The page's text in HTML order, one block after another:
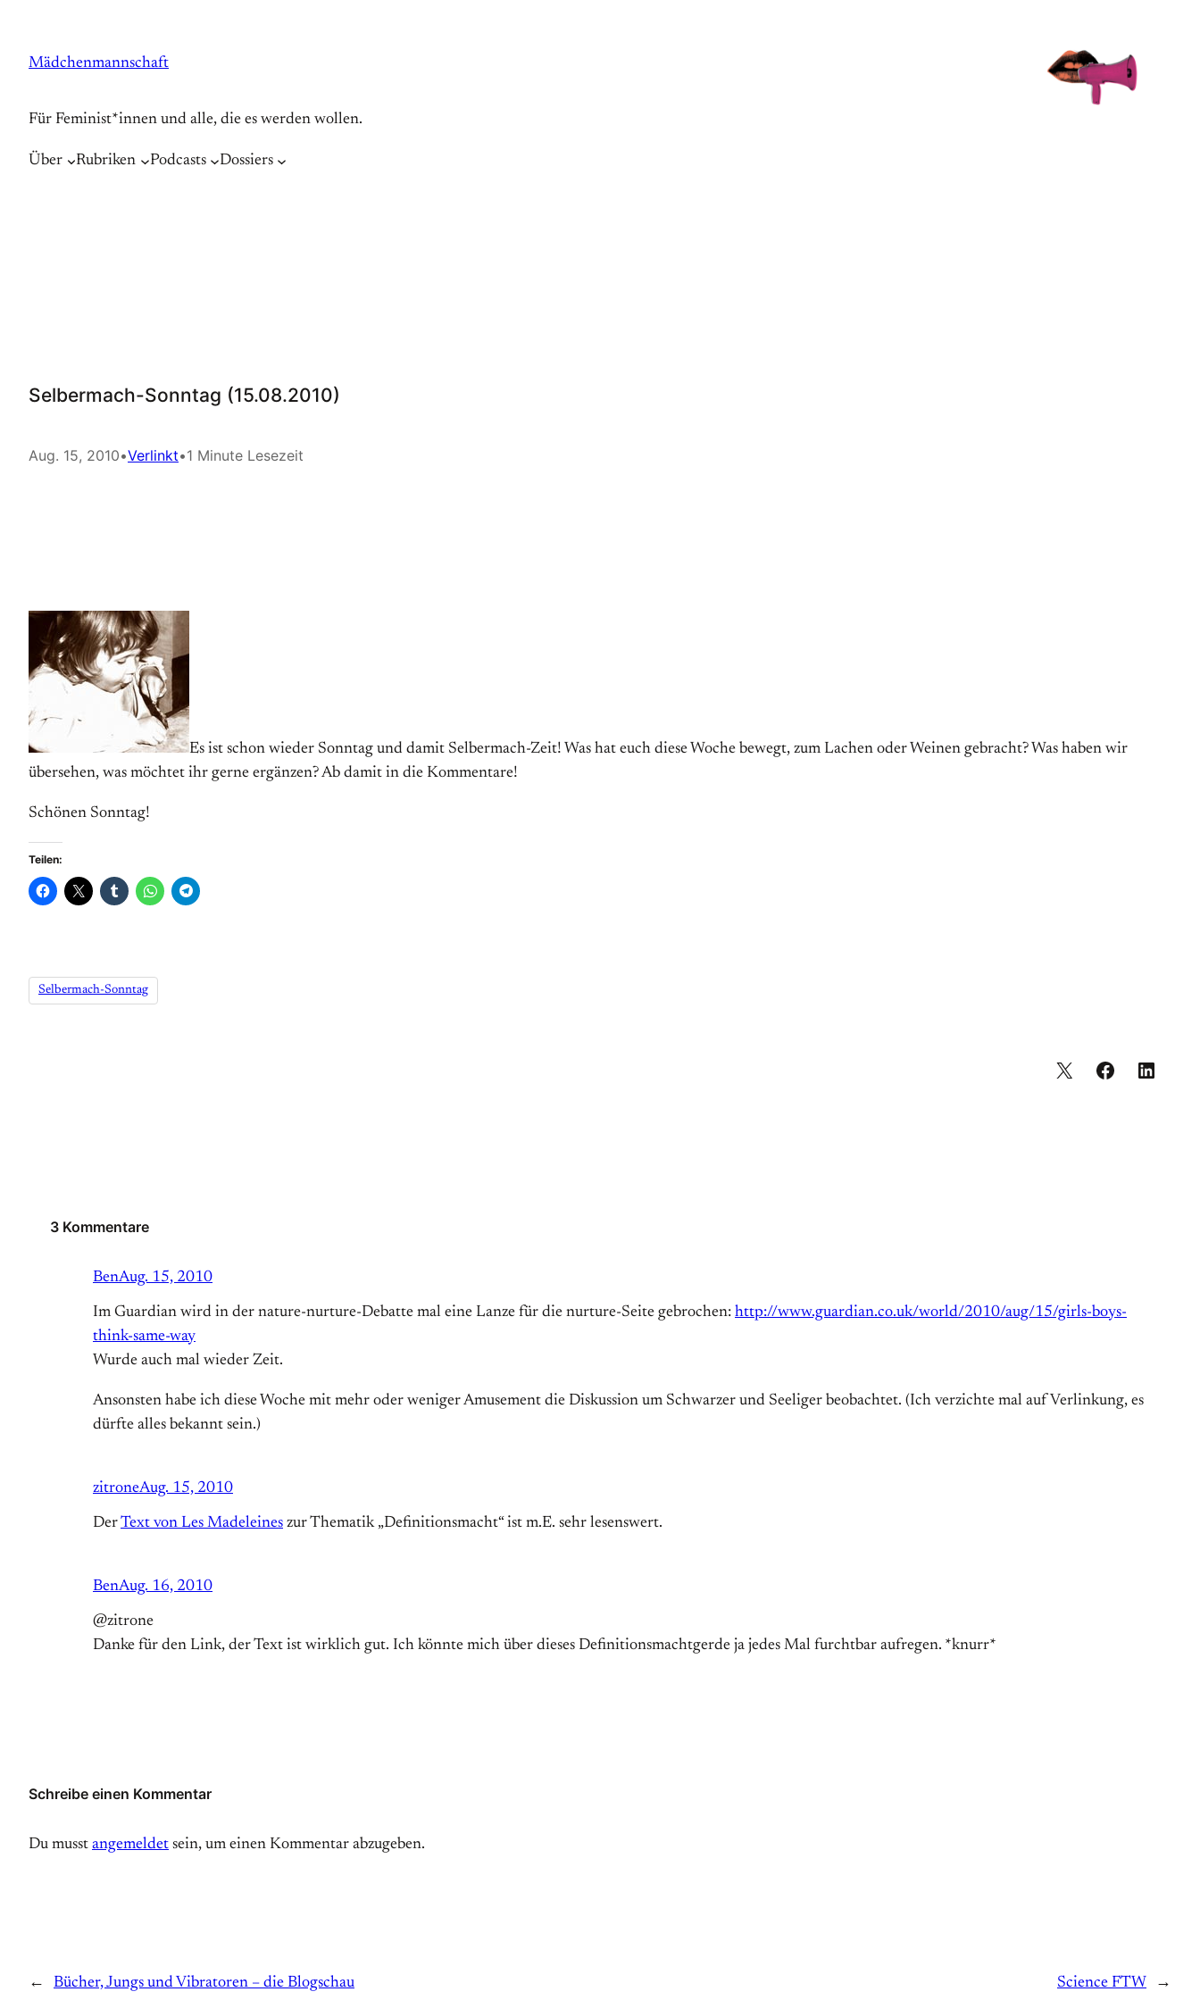
springen
Mädchenmannschaft
Für Feminist*innen und alle, die es werden wollen.
Über Rubriken Podcasts Dossiers
Selbermach-Sonntag (15.08.2010)
Aug. 15, 2010•Verlinkt•1 Minute Lesezeit
Es ist schon wieder Sonntag und damit Selbermach-Zeit! Was hat euch diese Woche bewegt, zum Lachen oder Weinen gebracht? Was haben wir
übersehen, was möchtet ihr gerne ergänzen? Ab damit in die Kommentare!
Schönen Sonntag!
Teilen:
Selbermach-Sonntag
3 Kommentare
BenAug. 15, 2010
Im Guardian wird in der nature-nurture-Debatte mal eine Lanze für die nurture-Seite gebrochen: http://www.guardian.co.uk/world/2010/aug/15/girls-boys-
think-same-way
Wurde auch mal wieder Zeit.
Ansonsten habe ich diese Woche mit mehr oder weniger Amusement die Diskussion um Schwarzer und Seeliger beobachtet. (Ich verzichte mal auf Verlinkung, es
dürfte alles bekannt sein.)
zitroneAug. 15, 2010
DerText von Les Madeleines zur Thematik „Definitionsmacht“ ist m.E. sehr lesenswert.
BenAug. 16, 2010
@zitrone
Danke für den Link, der Text ist wirklich gut. Ich könnte mich über dieses Definitionsmachtgerde ja jedes Mal furchtbar aufregen. *knurr*
Schreibe einen Kommentar
Du musst angemeldet sein, um einen Kommentar abzugeben.
← Bücher, Jungs und Vibratoren – die Blogschau Science FTW →